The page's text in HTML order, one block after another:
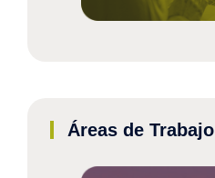
Áreas de Trabajo